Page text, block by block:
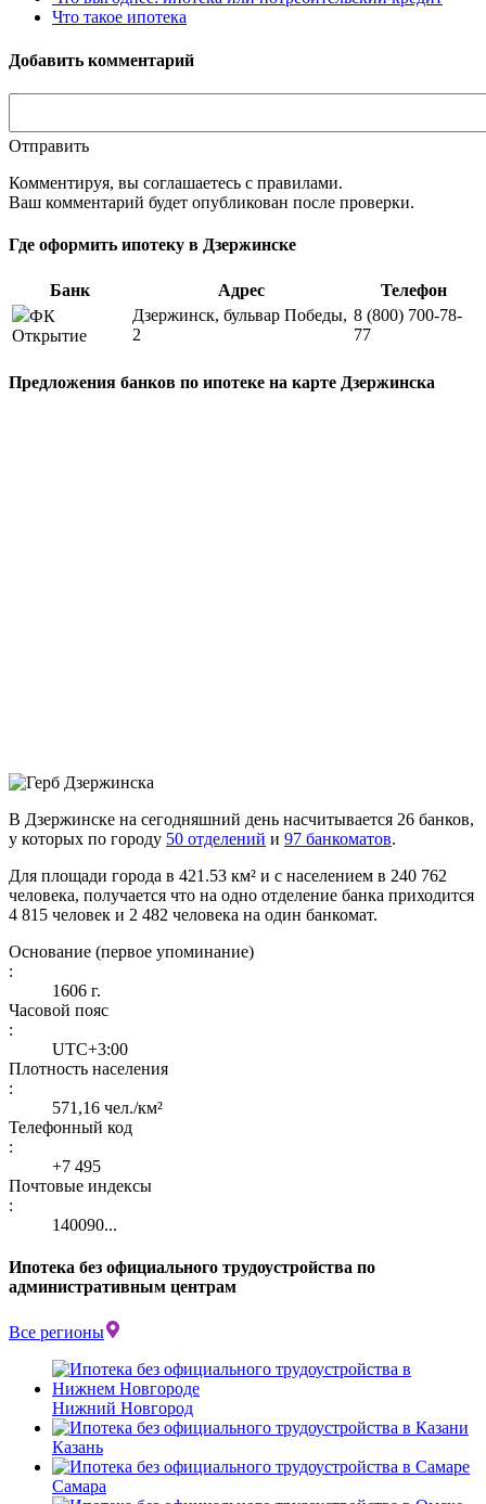
Что такое ипотека
Добавить комментарий
Отправить
Комментируя, вы соглашаетесь c правилами.
Ваш комментарий будет опубликован после проверки.
Где оформить ипотеку в Дзержинске
Банк Адрес
Телефон
ФК
Открытие
Дзержинск, бульвар Победы,
2
8 (800) 700-78-
77
Предложения банков по ипотеке на карте Дзержинска
В Дзержинске на сегодняшний день насчитывается 26 банков,
у которых по городу 50 отделений и 97 банкоматов.
Для площади города в 421.53 км² и с населением в 240 762
человека, получается что на одно отделение банка приходится
4 815 человек и 2 482 человека на один банкомат.
Основание (первое упоминание)
:
1606 г.
Часовой пояс
:
UTC+3:00
Плотность населения
:
571,16 чел./км²
Телефонный код
:
+7 495
Почтовые индексы
:
140090...
Ипотека без официального трудоустройства по
административным центрам
Все регионы
Нижний Новгород
Казань
Самара